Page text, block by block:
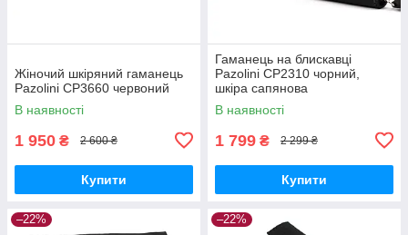
Жіночий шкіряний гаманець
Pazolini CP3660 червоний
В наявності
1 950 ₴ 2 600 ₴
Купити
Гаманець на блискавці
Pazolini CP2310 чорний,
шкіра сапянова
В наявності
1 799 ₴ 2 299 ₴
Купити
–22% –22%